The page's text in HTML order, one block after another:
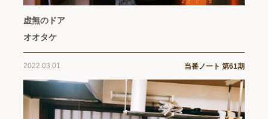
虚無のドア
オオタケ
2022.03.01 当番ノート 第61期